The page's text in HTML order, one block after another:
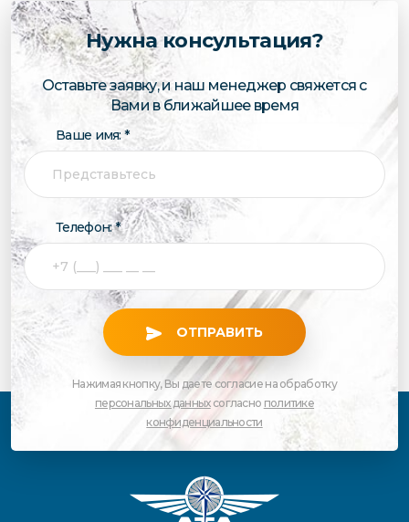
Нужна консультация?
Оставьте заявку, и наш менеджер свяжется с
Вами в ближайшее время
Ваше имя: *
Телефон: *
ОТПРАВИТЬ
Нажимая кнопку, Вы даете согласие на обработку
персональных данныхсогласно политике
конфиденциальности